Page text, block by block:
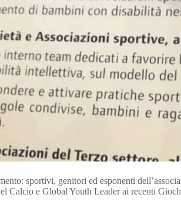
sportivi, genitori ed esponenti
Calcio e Global Youth Leader ai recenti